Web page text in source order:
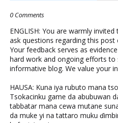
0 Comments
ENGLISH: You are warmly
ask questions regarding this
Your feedback serves as
hard work and ongoing efforts to
informative blog. We value your
HAUSA: Kuna iya rubuto mana
Tsokacinku game da abubuwan
tabbatar mana cewa mutane
da muke yi na tattaro muku